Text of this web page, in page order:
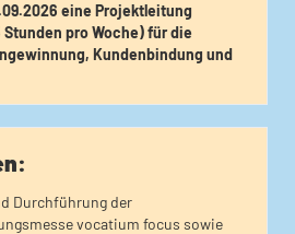
eine Projektleitung
pro Woche) für die
Kundenbindung und
Durchführung der
vocatium focus sowie